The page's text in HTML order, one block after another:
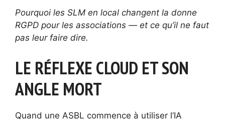
Pourquoi les SLM en local changent la donne
RGPD pour les associations — et ce qu’il ne faut
pas leur faire dire.
LE RÉFLEXE CLOUD ET SON
ANGLE MORT
Quand une ASBL commence à utiliser l’IA